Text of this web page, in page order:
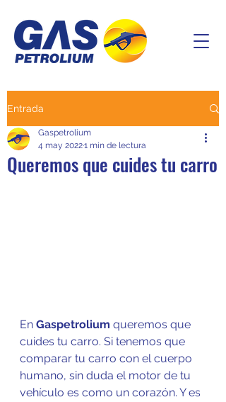
Entrada
Queremos que cuides tu carro
Gaspetrolium
4 may 20221 min de lectura
En Gaspetrolium queremos que
cuides tu carro. Si tenemos que
comparar tu carro con el cuerpo
humano, sin duda el motor de tu
vehículo es como un corazón. Y es